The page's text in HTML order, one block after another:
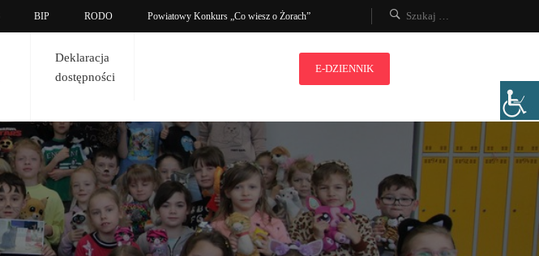
BIP RODO Powiatowy Konkurs „Co wiesz o Żorach”
Deklaracja
dostępności
E-DZIENNIK